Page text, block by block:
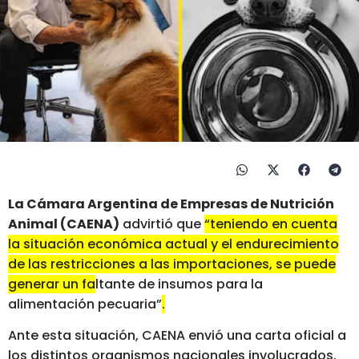
La Cámara Argentina de Empresas de Nutrición
Animal (CAENA) advirtió que“teniendo en cuenta
la situación económica actual y el endurecimiento
de las restricciones a las importaciones, se puede
generar un faltante de insumos para la
alimentación pecuaria”.
Ante esta situación, CAENA envió una carta oficial a